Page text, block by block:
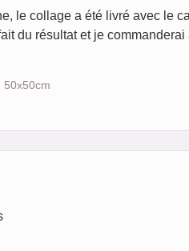
le collage a été livré avec le
du résultat et je
50x50cm